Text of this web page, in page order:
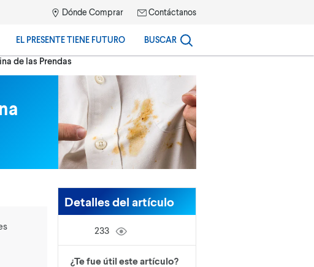
Dónde Comprar Contáctanos
EL PRESENTE TIENE FUTURO BUSCAR
de las Prendas
Detalles del artículo
233
¿Te fue útil este artículo?